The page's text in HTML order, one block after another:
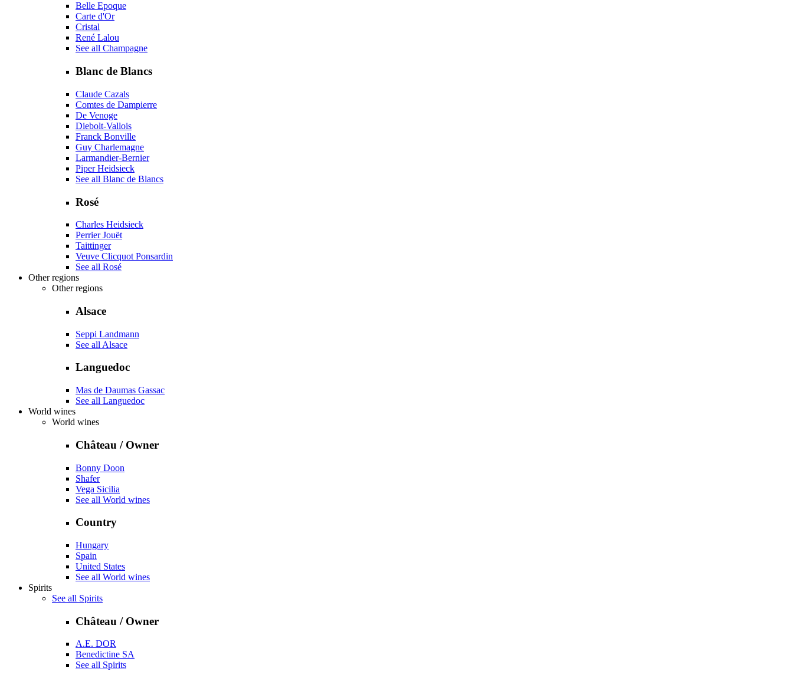
Belle Epoque
Carte d'Or
Cristal
René Lalou
See all Champagne
Blanc de Blancs
Claude Cazals
Comtes de Dampierre
De Venoge
Diebolt-Vallois
Franck Bonville
Guy Charlemagne
Larmandier-Bernier
Piper Heidsieck
See all Blanc de Blancs
Rosé
Charles Heidsieck
Perrier Jouët
Taittinger
Veuve Clicquot Ponsardin
See all Rosé
Other regions
Other regions
Alsace
Seppi Landmann
See all Alsace
Languedoc
Mas de Daumas Gassac
See all Languedoc
World wines
World wines
Château / Owner
Bonny Doon
Shafer
Vega Sicilia
See all World wines
Country
Hungary
Spain
United States
See all World wines
Spirits
See all Spirits
Château / Owner
A.E. DOR
Benedictine SA
See all Spirits